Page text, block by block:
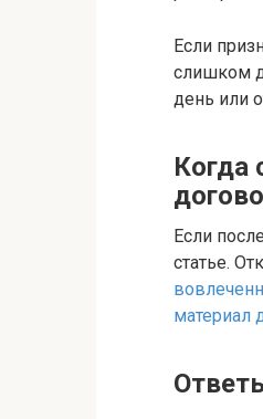
Если
слишком
день или
Когда
Если
статье.
материал